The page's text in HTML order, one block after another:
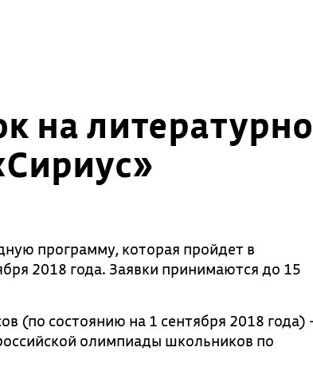
на
программу, которая пройдет в
2018 года. Заявки принимаются до 15
(по состоянию на 1 сентября 2018 года)
олимпиады школьников по